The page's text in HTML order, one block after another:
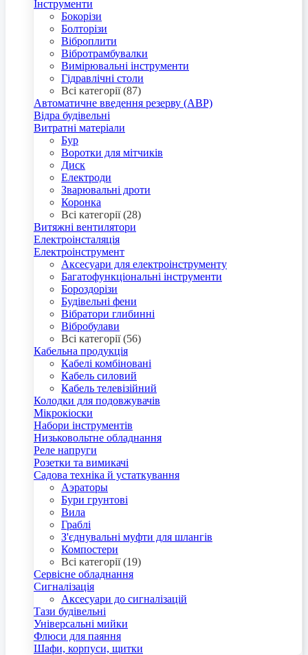
Інструменти
Бокорізи
Болторізи
Віброплити
Вібротрамбувалки
Вимірювальні інструменти
Гідравлічні столи
Всі категорії (87)
Автоматичне введення резерву (АВР)
Відра будівельні
Витратні матеріали
Бур
Воротки для мітчиків
Диск
Електроди
Зварювальні дроти
Коронка
Всі категорії (28)
Витяжні вентилятори
Електроінсталяція
Електроінструмент
Аксесуари для електроінструменту
Багатофункціональні інструменти
Бороздорізи
Будівельні фени
Вібратори глибинні
Вібробулави
Всі категорії (56)
Кабельна продукція
Кабелі комбіновані
Кабель силовий
Кабель телевізійний
Колодки для подовжувачів
Мікрокіоски
Набори інструментів
Низьковольтне обладнання
Реле напруги
Розетки та вимикачі
Садова техніка й устаткування
Аэраторы
Бури грунтові
Вила
Граблі
З'єднувальні муфти для шлангів
Компостери
Всі категорії (19)
Сервісне обладнання
Сигналізація
Аксесуари до сигналізацій
Тази будівельні
Універсальні мийки
Флюси для паяння
Шафи, корпуси, щитки